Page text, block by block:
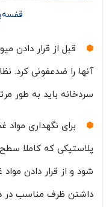
قبل از قرار دادن
آنها را ضدعفونی
سردخانه باید به طور
برای نگهداری
پلاستیکی که کاملا سطح
شود و از قرار دادن
داشتن ظرف مناسب در